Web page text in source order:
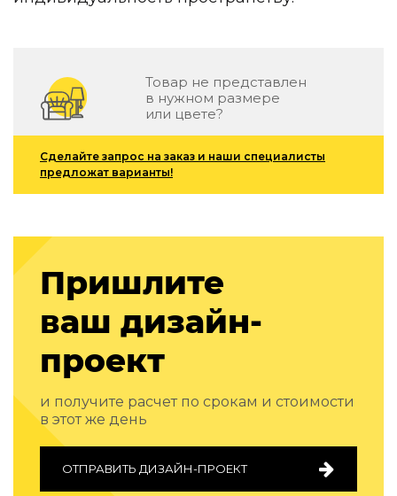
Дизайнерские ванны
Подбор, производство и комплектация по вашему
Отделка и ремонт
Стены
Акустические панели
для террас
Террасные и фасадные системы
Биоклиматические перголы
Камень
Изделия из натурального мрамора и камня
Светящийся камень
Подбор, производство и комплектация по вашему
Все категории товаров
Бренды
Реализованные проекты
Товар не представлен
в нужном размере
или цвете?
Сделайте запрос на заказ и наши специалисты
предложат варианты!
Пришлите
ваш дизайн-
проект
и получите расчет по срокам и стоимости
в этот же день
ОТПРАВИТЬ ДИЗАЙН-ПРОЕКТ